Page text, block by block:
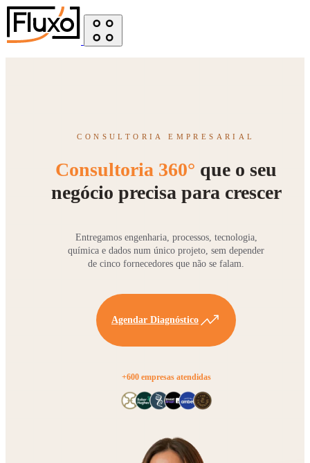
CONSULTORIA EMPRESARIAL
Consultoria 360° que o seu
negócio precisa para crescer
Entregamos engenharia, processos, tecnologia,
química e dados num único projeto, sem depender
de cinco fornecedores que não se falam.
Agendar Diagnóstico
+600 empresas atendidas